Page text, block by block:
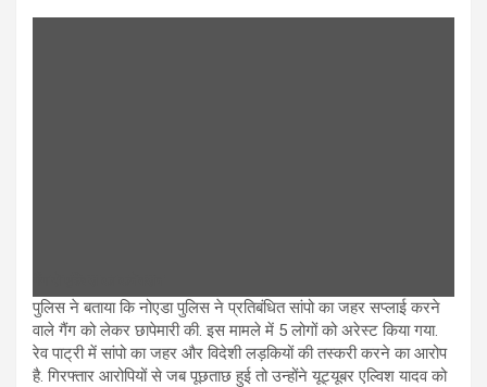
पुलिस ने बताया कि नोएडा पुलिस ने प्रतिबंधित सांपो का जहर सप्‍लाई करने
वाले गैंग को लेकर छापेमारी की. इस मामले में 5 लोगों को अरेस्‍ट किया गया.
रेव पाट्री में सांपो का जहर और विदेशी लड़कियों की तस्‍करी करने का आरोप
है. गिरफ्तार आरोपियों से जब पूछताछ हुई तो उन्‍होंने यूट्यूबर एल्विश यादव को